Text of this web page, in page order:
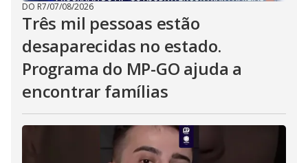
DO R7/07/08/2026
Três mil pessoas estão
desaparecidas no estado.
Programa do MP-GO ajuda a
encontrar famílias